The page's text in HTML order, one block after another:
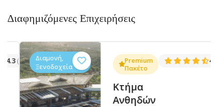
Διαφημιζόμενες Επιχειρήσεις
(1381) Διαμονή,
Ξενοδοχεία
Premium
Πακέτο
Κτήμα
Ανθηδών
4.5